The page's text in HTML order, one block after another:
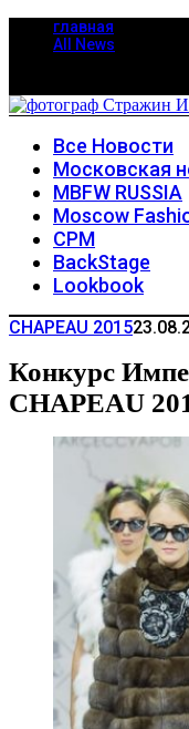
главная
All News
Все Новости
Московская
MBFW RUSSIA
Moscow
CPM
BackStage
Lookbook
CHAPEAU 2015
Конкурс
CHAPEAU